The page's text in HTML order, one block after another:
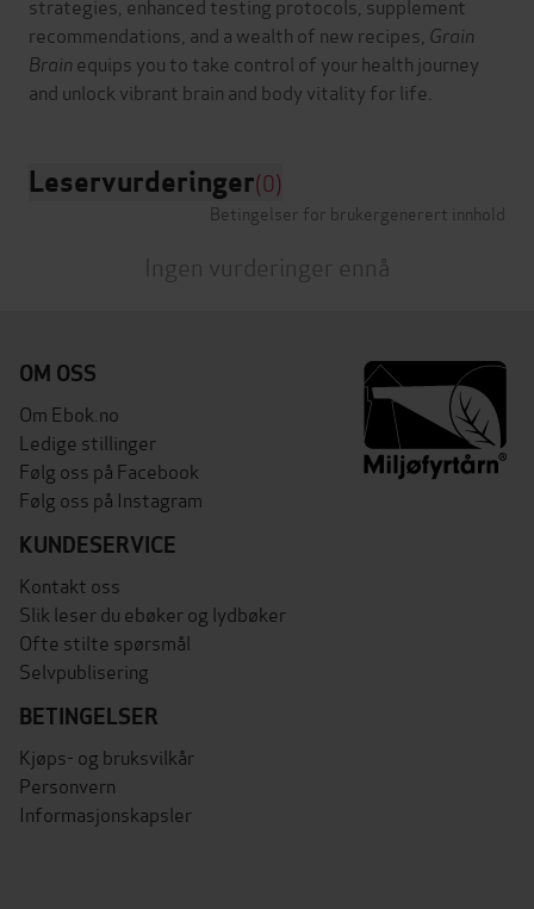
strategies, enhanced testing protocols, supplement
recommendations, and a wealth of new recipes, Grain
Brain equips you to take control of your health journey
Leservurderinger(0)
Betingelser for brukergenerert innhold
Ingen vurderinger ennå
OM OSS
Om Ebok.no
Ledige stillinger
Følg oss på Facebook
Følg oss på Instagram
KUNDESERVICE
Kontakt oss
Slik leser du ebøker og lydbøker
Ofte stilte spørsmål
Selvpublisering
BETINGELSER
Kjøps- og bruksvilkår
Personvern
Informasjonskapsler